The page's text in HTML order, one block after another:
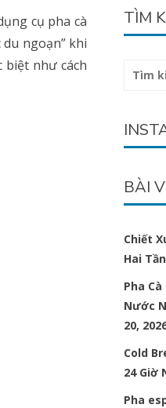
cụ pha cà
ngoạn” khi
như cách
TÌM
Tìm
BÀI
Chiết
Hai
Pha
Nước
20,
Cold
24 Giờ
Pha